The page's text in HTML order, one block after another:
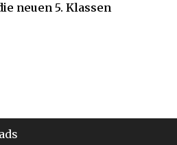
neuen 5. Klassen